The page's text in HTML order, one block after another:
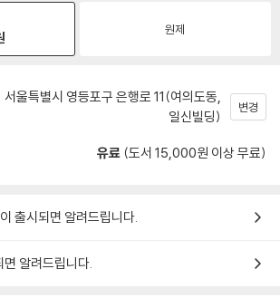
원제
서울특별시 영등포구 은행로 11(여의도동,
일신빌딩)
변경
유료 (도서 15,000원 이상 무료)
출시되면 알려드립니다.
알려드립니다.